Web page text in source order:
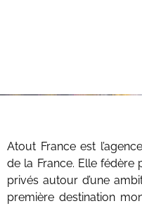
Atout France est
de la France. Elle
privés autour d’une
première destination